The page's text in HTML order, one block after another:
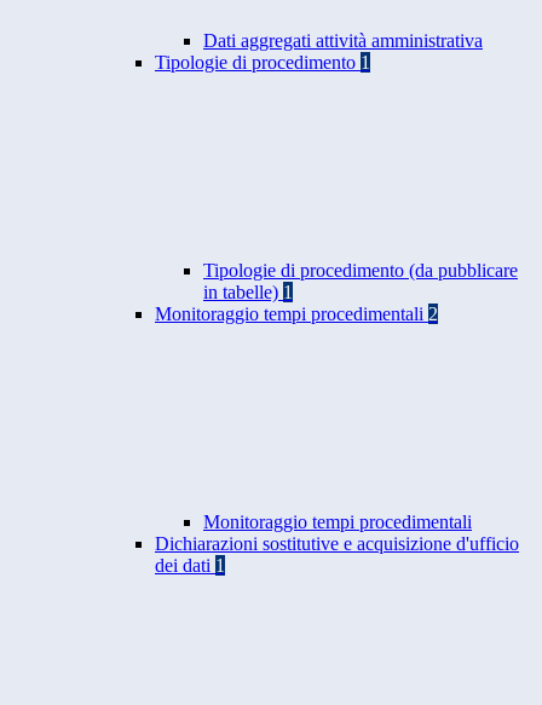
Dati aggregati attività amministrativa
Tipologie di procedimento 1
Tipologie di procedimento (da pubblicare
in tabelle) 1
Monitoraggio tempi procedimentali 2
Monitoraggio tempi procedimentali
Dichiarazioni sostitutive e acquisizione d'ufficio
dei dati 1